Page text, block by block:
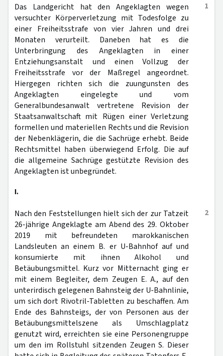
1
Das Landgericht hat den Angeklagten wegen
versuchter Körperverletzung mit Todesfolge zu
einer Freiheitsstrafe von vier Jahren und drei
Monaten verurteilt. Daneben hat es die
Unterbringung des Angeklagten in einer
Entziehungsanstalt und einen Vollzug der
Freiheitsstrafe vor der Maßregel angeordnet.
Hiergegen richten sich die zuungunsten des
Angeklagten eingelegte und vom
Generalbundesanwalt vertretene Revision der
Staatsanwaltschaft mit Rügen einer Verletzung
formellen und materiellen Rechts und die Revision
der Nebenklägerin, die die Sachrüge erhebt. Beide
Rechtsmittel haben überwiegend Erfolg. Die auf
die allgemeine Sachrüge gestützte Revision des
Angeklagten ist unbegründet.
I.
2
Nach den Feststellungen hielt sich der zur Tatzeit
26-jährige Angeklagte am Abend des 29. Oktober
2019 mit befreundeten marokkanischen
Landsleuten an einem B. er U-Bahnhof auf und
konsumierte mit ihnen Alkohol und
Betäubungsmittel. Kurz vor Mitternacht ging er
mit einem Begleiter, dem Zeugen E. A., auf den
unterirdisch gelegenen Bahnsteig der U-Bahnlinie,
um sich dort Rivotril-Tabletten zu beschaffen. Am
Ende des Bahnsteigs, der von Personen aus der
Betäubungsmittelszene als Umschlagplatz
genutzt wird, erreichten sie eine Personengruppe
um den im Rollstuhl sitzenden Zeugen S. Dieser